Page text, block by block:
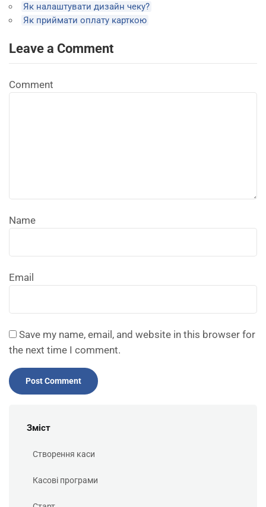
Як налаштувати дизайн чеку?
Як приймати оплату карткою
Leave a Comment
Comment
Name
Email
Save my name, email, and website in this browser for
the next time I comment.
Зміст
Створення каси
Касові програми